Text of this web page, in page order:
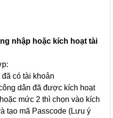
nhập hoặc kích hoạt tài
có tài khoản
dân đã được kích hoạt
mức 2 thì chọn vào kích
tạo mã Passcode (Lưu ý